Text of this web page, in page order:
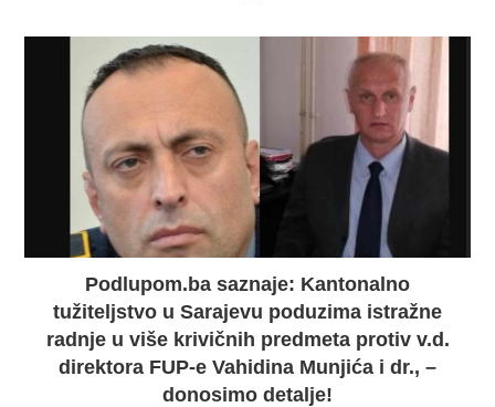
Podlupom.ba saznaje: Kantonalno
tužiteljstvo u Sarajevu poduzima istražne
radnje u više krivičnih predmeta protiv v.d.
direktora FUP-e Vahidina Munjića i dr., –
donosimo detalje!